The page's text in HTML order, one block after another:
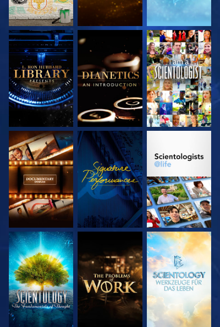
SERIE
ENTDECKEN
ENTDECKEN
ANSEHEN
SERIE
ENTDECKEN
ANSEHEN
SERIE
SERIE
ENTDECKEN
SERIE
ENTDECKEN
SERIE
ENTDECKEN